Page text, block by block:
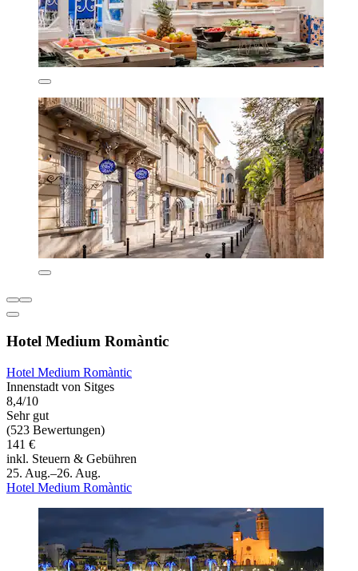
Hotel Medium Romàntic
Hotel Medium Romàntic
Innenstadt von Sitges
8,4/10
Sehr gut
(523 Bewertungen)
141 €
inkl. Steuern & Gebühren
25. Aug.–26. Aug.
Hotel Medium Romàntic